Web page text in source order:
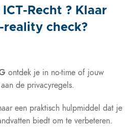
Recht ? Klaar
reality check?
ontdek je in no-time of jouw
de privacyregels.
een praktisch hulpmiddel dat je
biedt om te verbeteren.